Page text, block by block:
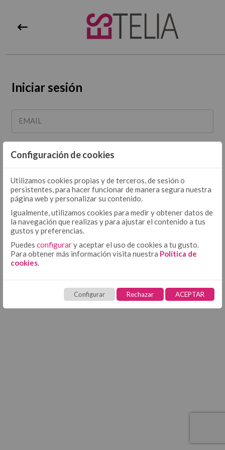
Iniciar sesión
EMAIL
PASSWORD
Recuperar contraseña
Iniciar sesión
Crear cuenta
Configuración de cookies
Utilizamos cookies propias y de terceros, de sesión o
persistentes, para hacer funcionar de manera segura nuestra
página web y personalizar su contenido.
Igualmente, utilizamos cookies para medir y obtener datos de
la navegación que realizas y para ajustar el contenido a tus
gustos y preferencias.
Puedes configurary aceptar el uso de cookies a tu gusto.
Para obtener más información visita nuestra Política de
cookies.
Configurar Rechazar ACEPTAR